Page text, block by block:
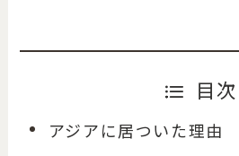
目次
アジアに居ついた理由